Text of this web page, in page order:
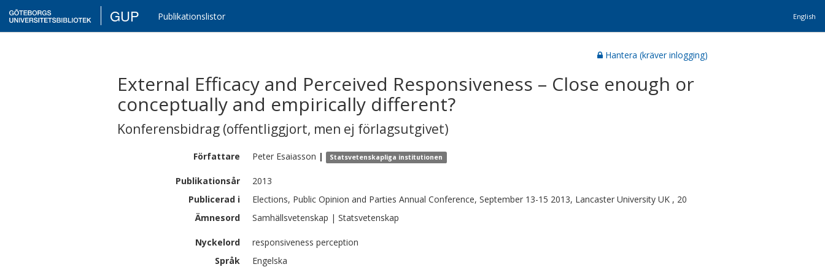
GUP Publikationslistor English
Hantera (kräver inlogging)
External Efficacy and Perceived Responsiveness – Close enough or
conceptually and empirically different?
Konferensbidrag (offentliggjort, men ej förlagsutgivet)
Författare Peter Esaiasson | Statsvetenskapliga institutionen
Publikationsår
2013
Publicerad i
Elections, Public Opinion and Parties Annual Conference, September 13-15 2013, Lancaster University UK , 20
Ämnesord
Samhällsvetenskap | Statsvetenskap
Nyckelord
responsiveness perception
Språk
Engelska